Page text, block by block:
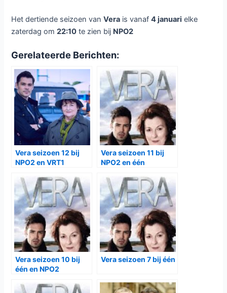
Het dertiende seizoen vanVera is vanaf4 januari elke
zaterdag om22:10 te zien bij NPO2
Gerelateerde Berichten:
Vera seizoen 12 bij
NPO2 en VRT1
Vera seizoen 11 bij
NPO2 en één
Vera seizoen 10 bij
één en NPO2
Vera seizoen 7 bij één